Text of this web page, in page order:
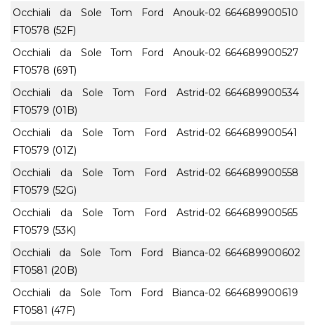
Occhiali da Sole Tom Ford Anouk-02
FT0578 (52F)
664689900510
Occhiali da Sole Tom Ford Anouk-02
FT0578 (69T)
664689900527
Occhiali da Sole Tom Ford Astrid-02
FT0579 (01B)
664689900534
Occhiali da Sole Tom Ford Astrid-02
FT0579 (01Z)
664689900541
Occhiali da Sole Tom Ford Astrid-02
FT0579 (52G)
664689900558
Occhiali da Sole Tom Ford Astrid-02
FT0579 (53K)
664689900565
Occhiali da Sole Tom Ford Bianca-02
FT0581 (20B)
664689900602
Occhiali da Sole Tom Ford Bianca-02
FT0581 (47F)
664689900619